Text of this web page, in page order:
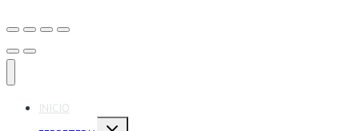
INICIO
Alternar